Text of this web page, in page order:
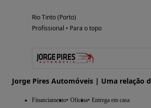
Rio Tinto (Porto)
Profissional • Para o topo
Jorge Pires Automóveis | Uma relação
Financiamento Oficina Entrega em casa